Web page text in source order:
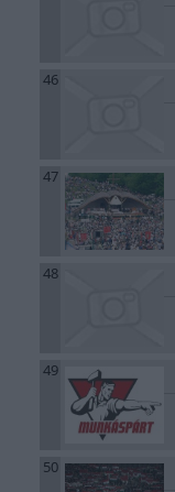
46
47
48
49
50